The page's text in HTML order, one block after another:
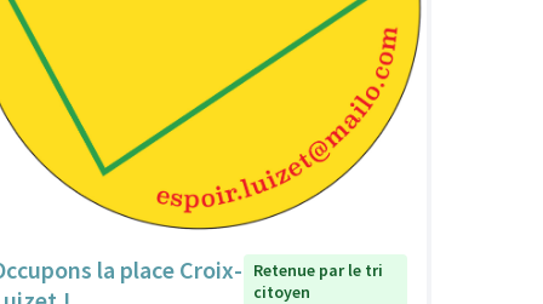
la place Croix-
Retenue par le tri
citoyen